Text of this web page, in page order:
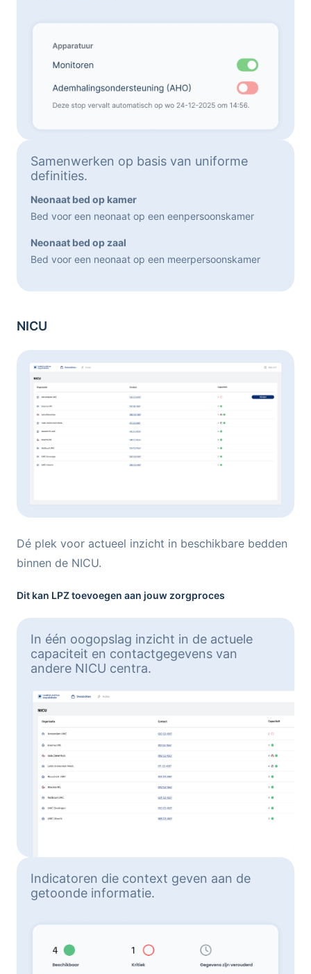
Samenwerken op basis van uniforme
definities.
Neonaat bed op kamer
Bed voor een neonaat op een eenpersoonskamer
Neonaat bed op zaal
Bed voor een neonaat op een meerpersoonskamer
NICU
Dé plek voor actueel inzicht in beschikbare bedden
binnen de NICU.
Dit kan LPZ toevoegen aan jouw zorgproces
In één oogopslag inzicht in de actuele
capaciteit en contactgegevens van
andere NICU centra.
Indicatoren die context geven aan de
getoonde informatie.